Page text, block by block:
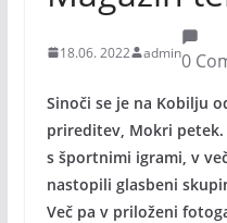
18.06. 2022 admin0
Sinoči se je na Kobilju
prireditev, Mokri
s športnimi igrami, v
nastopili glasbeni
Več pa v priloženi